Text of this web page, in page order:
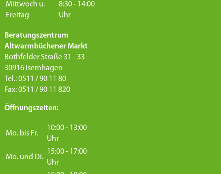
Mittwoch u.
Freitag
8:30 - 14:00
Uhr
Beratungszentrum
Altwarmbüchener Markt
Bothfelder Straße 31 - 33
30916 Isernhagen
Tel.: 0511 / 90 11 80
Fax: 0511 / 90 11 820
Öffnungszeiten:
Mo. bis Fr.
10:00 - 13:00
Uhr
Mo. und Di.
15:00 - 17:00
Uhr